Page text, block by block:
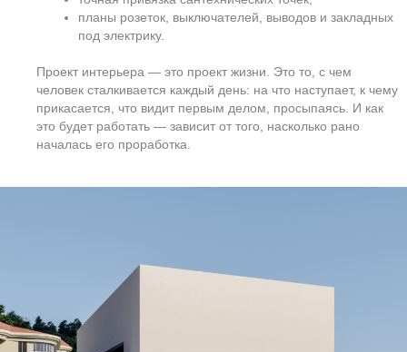
и на сколько поднимаем или срезаем;
оконные блоки, проёмы, перемычки, спецификация;
материалы кровли, типы перекрытий, расчёт
нагрузок;
планы опалубки и армирования ж/б элементов
(плиты, балки, пояса);
делает возможным стройку без сюрпризов.